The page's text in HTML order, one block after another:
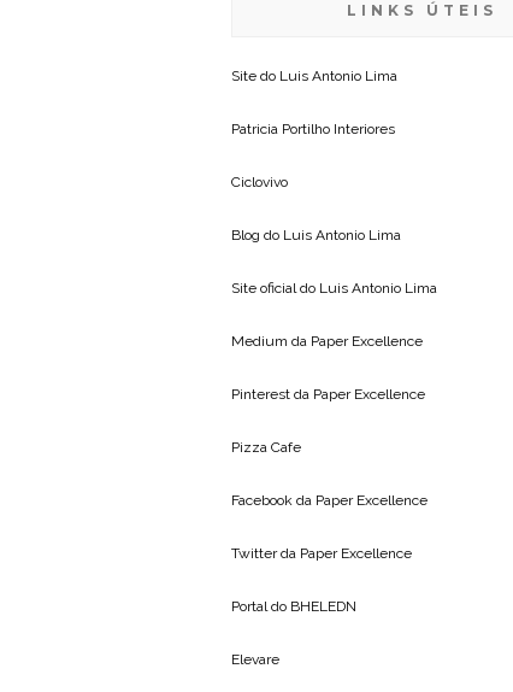
LINKS ÚTEIS
Site do Luis Antonio Lima
Patricia Portilho Interiores
Ciclovivo
Blog do Luis Antonio Lima
Site oficial do Luis Antonio Lima
Medium da Paper Excellence
Pinterest da Paper Excellence
Pizza Cafe
Facebook da Paper Excellence
Twitter da Paper Excellence
Portal do BHELEDN
Elevare